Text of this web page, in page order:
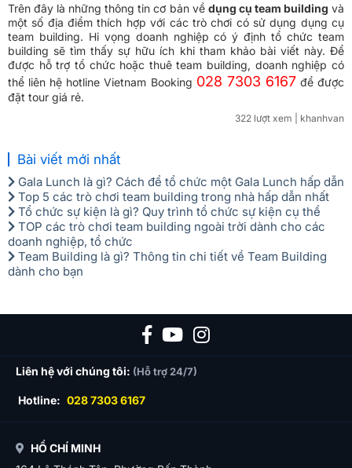
Trên đây là những thông tin cơ bản về dụng cụ team building và
một số địa điểm thích hợp với các trò chơi có sử dụng dụng cụ
team building. Hi vọng doanh nghiệp có ý định tổ chức team
building sẽ tìm thấy sự hữu ích khi tham khảo bài viết này. Để
được hỗ trợ tổ chức hoặc thuê team building, doanh nghiệp có
thể liên hệ hotline Vietnam Booking 028 7303 6167để được
đặt tour giá rẻ.
322 lượt xem | khanhvan
Bài viết mới nhất
Gala Lunch là gì? Cách để tổ chức một Gala Lunch hấp dẫn
Top 5 các trò chơi team building trong nhà hấp dẫn nhất
Tổ chức sự kiện là gì? Quy trình tổ chức sự kiện cụ thể
TOP các trò chơi team building ngoài trời dành cho các
doanh nghiệp, tổ chức
Team Building là gì? Thông tin chi tiết về Team Building
dành cho bạn
Liên hệ với chúng tôi: (Hỗ trợ 24/7)
Hotline: 028 7303 6167
HỒ CHÍ MINH